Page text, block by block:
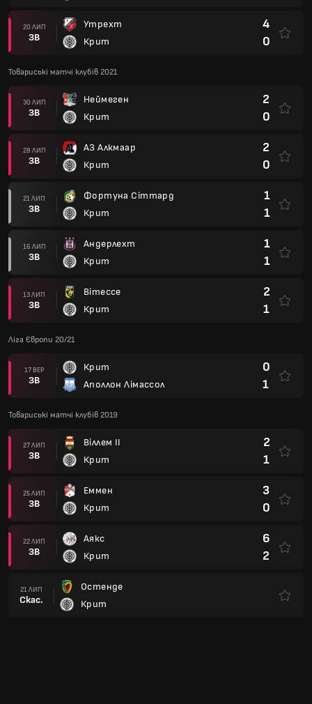
20 ЛИП
ЗВ
Утрехт
Крит
4
0
Товариські матчі клубів 2021
30 ЛИП
ЗВ
Неймеген
Крит
2
0
28 ЛИП
ЗВ
АЗ Алкмаар
Крит
2
0
21 ЛИП
ЗВ
Фортуна Сіттард
Крит
1
1
16 ЛИП
ЗВ
Андерлехт
Крит
1
1
13 ЛИП
ЗВ
Вітессе
Крит
2
1
Ліга Європи 20/21
17 ВЕР
ЗВ
Крит
Аполлон Лімассол
0
1
Товариські матчі клубів 2019
27 ЛИП
ЗВ
Віллем II
Крит
2
1
25 ЛИП
ЗВ
Еммен
Крит
3
0
22 ЛИП
ЗВ
Аякс
Крит
6
2
21 ЛИП
Скас.
Остенде
Крит